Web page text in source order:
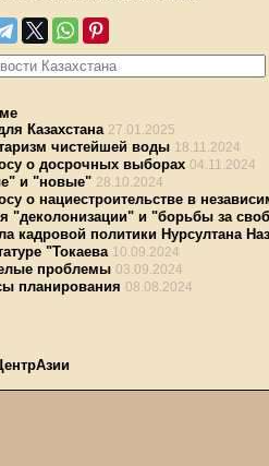
Казахстана 27.01.2025
чистейшей воды 18.11.2024
о досрочных выборах 04.11.2024
и "новые" 28.10.2024
о нациестроительстве в
"деколонизации" и "борьбы за
кадровой политики Нурсултана
"Токаева 10.09.2024
проблемы 03.09.2024
планирования 08.08.2024